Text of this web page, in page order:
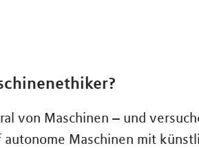
von Maschinen – und
autonome Maschinen mit